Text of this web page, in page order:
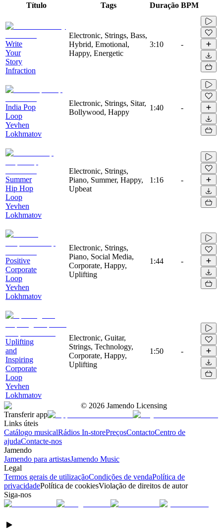
Título Tags Duração BPM
Write
Your
Story
Infraction
Electronic, Strings, Bass,
Hybrid, Emotional,
Happy, Energetic
3:10 -
India Pop
Loop
Yevhen
Lokhmatov
Electronic, Strings, Sitar,
Bollywood, Happy
1:40 -
Summer
Hip Hop
Loop
Yevhen
Lokhmatov
Electronic, Strings,
Piano, Summer, Happy,
Upbeat
1:16 -
Positive
Corporate
Loop
Yevhen
Lokhmatov
Electronic, Strings,
Piano, Social Media,
Corporate, Happy,
Uplifting
1:44 -
Uplifting
and
Inspiring
Corporate
Loop
Yevhen
Lokhmatov
Electronic, Guitar,
Strings, Technology,
Corporate, Happy,
Uplifting
1:50 -
© 2026 Jamendo Licensing
Transferir app
Links úteis
Catálogo musicalRádios In-storePreçosContactoCentro de
ajudaContacte-nos
Jamendo
Jamendo para artistasJamendo Music
Legal
Termos gerais de utilizaçãoCondições de vendaPolítica de
privacidadePolítica de cookiesViolação de direitos de autor
Siga-nos